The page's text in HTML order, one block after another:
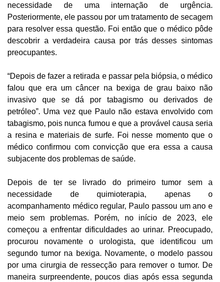
necessidade de uma internação de urgência.
Posteriormente, ele passou por um tratamento de secagem
para resolver essa questão. Foi então que o médico pôde
descobrir a verdadeira causa por trás desses sintomas
preocupantes.
“Depois de fazer a retirada e passar pela biópsia, o médico
falou que era um câncer na bexiga de grau baixo não
invasivo que se dá por tabagismo ou derivados de
petróleo”. Uma vez que Paulo não estava envolvido com
tabagismo, pois nunca fumou e que a provável causa seria
a resina e materiais de surfe. Foi nesse momento que o
médico confirmou com convicção que era essa a causa
subjacente dos problemas de saúde.
Depois de ter se livrado do primeiro tumor sem a
necessidade de quimioterapia, apenas o
acompanhamento médico regular, Paulo passou um ano e
meio sem problemas. Porém, no início de 2023, ele
começou a enfrentar dificuldades ao urinar. Preocupado,
procurou novamente o urologista, que identificou um
segundo tumor na bexiga. Novamente, o modelo passou
por uma cirurgia de ressecção para remover o tumor. De
maneira surpreendente, poucos dias após essa segunda